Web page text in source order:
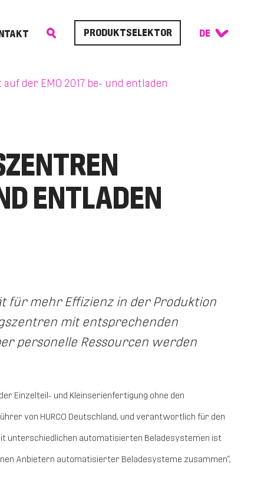
PRODUKTSELEKTOR
der EMO 2017 be- und entladen
ENTLADEN
für mehr Effizienz in der Produktion
mit entsprechenden
personelle Ressourcen werden
Einzelteil- und Kleinserienfertigung ohne den
von HURCO Deutschland, und verantwortlich für den
unterschiedlichen automatisierten Beladesystemen ist
Anbietern automatisierter Beladesysteme zusammen“,